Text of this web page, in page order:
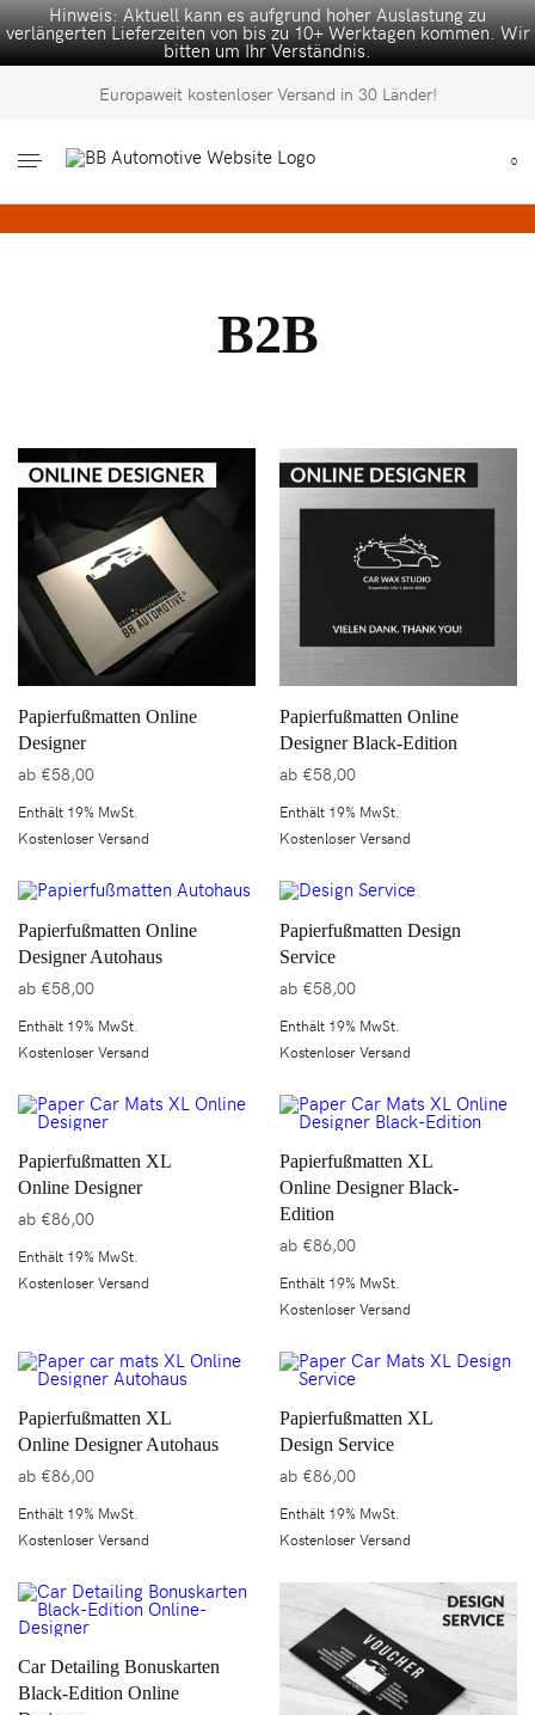
Hinweis: Aktuell kann es aufgrund hoher Auslastung zu
verlängerten Lieferzeiten von bis zu 10+ Werktagen kommen. Wir
bitten um Ihr Verständnis.
Europaweit kostenloser Versand in 30 Länder!
0
B2B
Papierfußmatten Online
Designer
ab €58,00
Enthält 19% MwSt.
Kostenloser Versand
Papierfußmatten Online
Designer Black-Edition
ab €58,00
Enthält 19% MwSt.
Kostenloser Versand
Papierfußmatten Online
Designer Autohaus
ab €58,00
Enthält 19% MwSt.
Kostenloser Versand
Papierfußmatten Design
Service
ab €58,00
Enthält 19% MwSt.
Kostenloser Versand
Papierfußmatten XL
Online Designer
ab €86,00
Enthält 19% MwSt.
Kostenloser Versand
Papierfußmatten XL
Online Designer Black-
Edition
ab €86,00
Enthält 19% MwSt.
Kostenloser Versand
Papierfußmatten XL
Online Designer Autohaus
ab €86,00
Enthält 19% MwSt.
Kostenloser Versand
Papierfußmatten XL
Design Service
ab €86,00
Enthält 19% MwSt.
Kostenloser Versand
Car Detailing Bonuskarten
Black-Edition Online